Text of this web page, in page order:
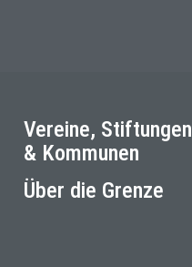
Vereine, Stiftungen
& Kommunen
Über die Grenze